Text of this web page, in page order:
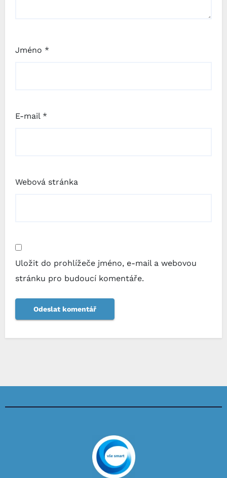
Jméno *
E-mail *
Webová stránka
Uložit do prohlížeče jméno, e-mail a webovou
stránku pro budoucí komentáře.